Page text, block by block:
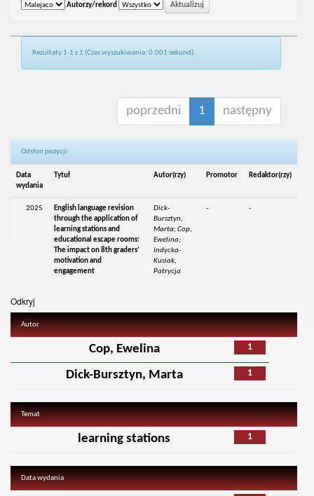
Autorzy/rekord
Rezultaty 1-1 z 1 (Czas wyszukiwania: 0.001 sekund).
poprzedni 1 następny
Odsłon pozycji:
Data
wydania
Tytuł Autor(rzy) Promotor Redaktor(rzy)
2025
English language revision
through the application of
learning stations and
educational escape rooms:
The impact on 8th graders’
motivation and
engagement
Dick-
Bursztyn,
Marta; Cop,
Ewelina;
Indycka-
Kusiak,
Patrycja
- -
Odkryj
Autor
1
Cop, Ewelina
1
Dick-Bursztyn, Marta
Temat
1
learning stations
Data wydania